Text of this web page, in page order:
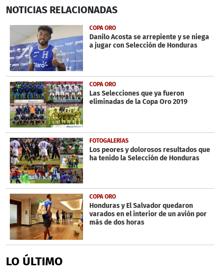
seconds
1
minute,
seconds
NOTICIAS RELACIONADAS
COPA ORO
Danilo Acosta se arrepiente y se niega
a jugar con Selección de Honduras
COPA ORO
Las Selecciones que ya fueron
eliminadas de la Copa Oro 2019
FOTOGALERÍAS
Los peores y dolorosos resultados que
ha tenido la Selección de Honduras
COPA ORO
Honduras y El Salvador quedaron
varados en el interior de un avión por
más de dos horas
LO ÚLTIMO